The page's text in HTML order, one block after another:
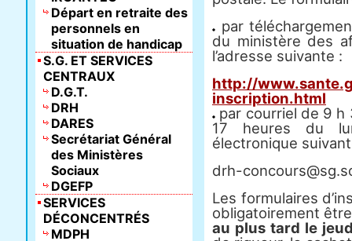
par
du ministère des
l’adresse suivante :
http://
inscription.html
par courriel de 9 h
17 heures du
électronique
drh-
Les formulaires
obligatoirement
au plus tard le
Départ en retraite des
personnels en
situation de handicap
S.G. ET SERVICES
CENTRAUX
D.G.T.
DRH
DARES
Secrétariat Général
des Ministères
Sociaux
DGEFP
SERVICES
DÉCONCENTRÉS
MDPH